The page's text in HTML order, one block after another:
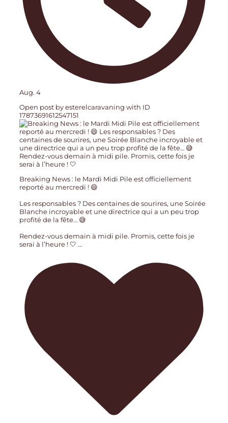
Aug. 4
Open post by esterelcaravaning with ID
17873691612547151
Breaking News : le Mardi Midi Pile est officiellement
reporté au mercredi ! 😄
Les responsables ? Des centaines de sourires, une Soirée
Blanche incroyable et une directrice qui a un peu trop
profité de la fête… 😅
Rendez-vous demain à midi pile. Promis, cette fois je
serai à l’heure ! 🤍 …